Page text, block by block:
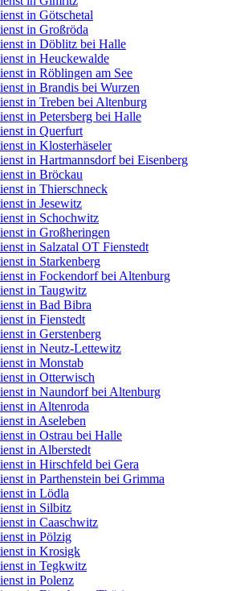
in Götschetal
in Großröda
in Döblitz bei Halle
in Heuckewalde
in Röblingen am See
in Brandis bei Wurzen
in Treben bei Altenburg
in Petersberg bei Halle
in Querfurt
in Klosterhäseler
in Hartmannsdorf bei Eisenberg
in Bröckau
in Thierschneck
in Jesewitz
in Schochwitz
in Großheringen
in Salzatal OT Fienstedt
in Starkenberg
in Fockendorf bei Altenburg
in Taugwitz
in Bad Bibra
in Fienstedt
in Gerstenberg
in Neutz-Lettewitz
in Monstab
in Otterwisch
in Naundorf bei Altenburg
in Altenroda
in Aseleben
in Ostrau bei Halle
in Alberstedt
in Hirschfeld bei Gera
in Parthenstein bei Grimma
in Lödla
in Silbitz
in Caaschwitz
in Pölzig
in Krosigk
in Tegkwitz
in Polenz